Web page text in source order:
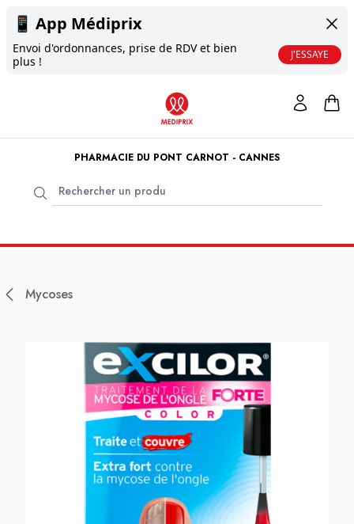
📱 App Médiprix
Envoi d'ordonnances, prise de RDV et bien
plus !
J'ESSAYE
PHARMACIE DU PONT CARNOT - CANNES
Mycoses